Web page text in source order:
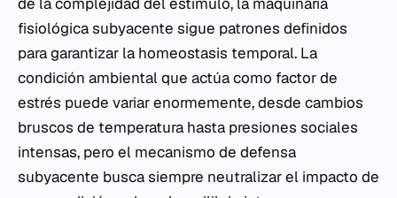
fisiológica subyacente sigue patrones definidos
para garantizar la homeostasis temporal. La
condición ambiental que actúa como factor de
estrés puede variar enormemente, desde cambios
bruscos de temperatura hasta presiones sociales
intensas, pero el mecanismo de defensa
subyacente busca siempre neutralizar el impacto de